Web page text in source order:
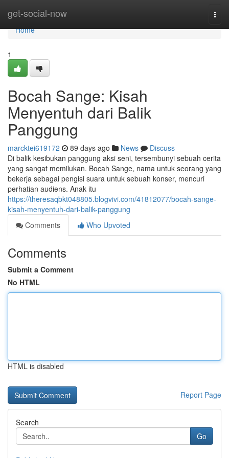
get-social-now
Home
Home
1
Bocah Sange: Kisah
Menyentuh dari Balik
Panggung
marcktei619172 89 days ago News
Discuss
Di balik kesibukan panggung aksi seni, tersembunyi sebuah cerita
yang sangat memilukan. Bocah Sange, nama untuk seorang yang
bekerja sebagai pengisi suara untuk sebuah konser, mencuri
perhatian audiens. Anak itu
https://theresaqbkt048805.blogvivi.com/41812077/bocah-sange-
kisah-menyentuh-dari-balik-panggung
Comments
Who Upvoted
Comments
Submit a Comment
No HTML
HTML is disabled
Report Page
Search
Go